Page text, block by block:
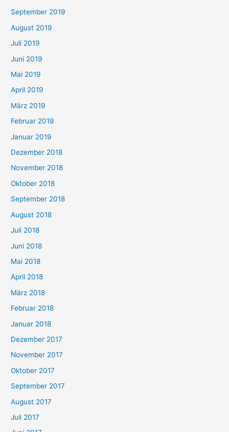
September 2019
August 2019
Juli 2019
Juni 2019
Mai 2019
April 2019
März 2019
Februar 2019
Januar 2019
Dezember 2018
November 2018
Oktober 2018
September 2018
August 2018
Juli 2018
Juni 2018
Mai 2018
April 2018
März 2018
Februar 2018
Januar 2018
Dezember 2017
November 2017
Oktober 2017
September 2017
August 2017
Juli 2017